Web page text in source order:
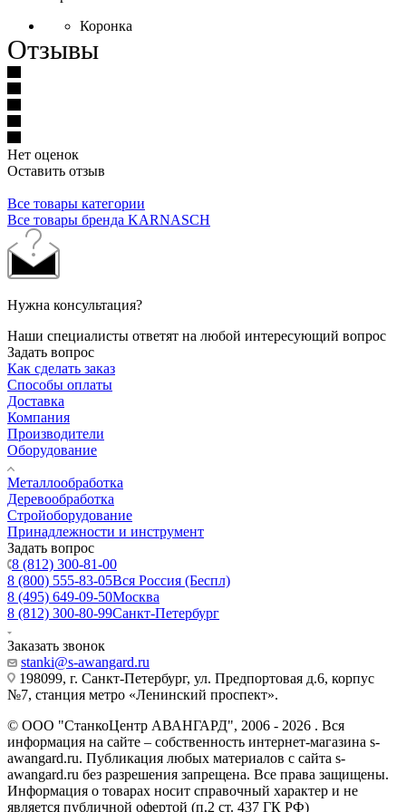
Коронка
Отзывы
Нет оценок
Оставить отзыв
Все товары категории
Все товары бренда KARNASCH
Нужна консультация?
Наши специалисты ответят на любой интересующий вопрос
Задать вопрос
Как сделать заказ
Способы оплаты
Доставка
Компания
Производители
Оборудование
Металлообработка
Деревообработка
Стройоборудование
Принадлежности и инструмент
Задать вопрос
8 (812) 300-81-00
8 (800) 555-83-05Вся Россия (Беспл)
8 (495) 649-09-50Москва
8 (812) 300-80-99Санкт-Петербург
Заказать звонок
stanki@s-awangard.ru
198099, г. Санкт-Петербург, ул. Предпортовая д.6, корпус
№7, станция метро «Ленинский проспект».
© ООО "СтанкоЦентр АВАНГАРД", 2006 - 2026 . Вся
информация на сайте – собственность интернет-магазина s-
awangard.ru. Публикация любых материалов с сайта s-
awangard.ru без разрешения запрещена. Все права защищены.
Информация о товарах носит справочный характер и не
является публичной офертой (п.2 ст. 437 ГК РФ)